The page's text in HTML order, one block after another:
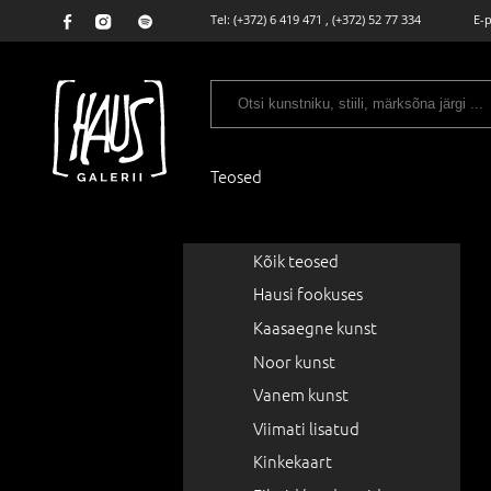
Tel: (+372) 6 419 471 , (+372) 52 77 334 E-
Teosed
Kõik teosed
Hausi fookuses
Kaasaegne kunst
Noor kunst
Vanem kunst
Viimati lisatud
Kinkekaart